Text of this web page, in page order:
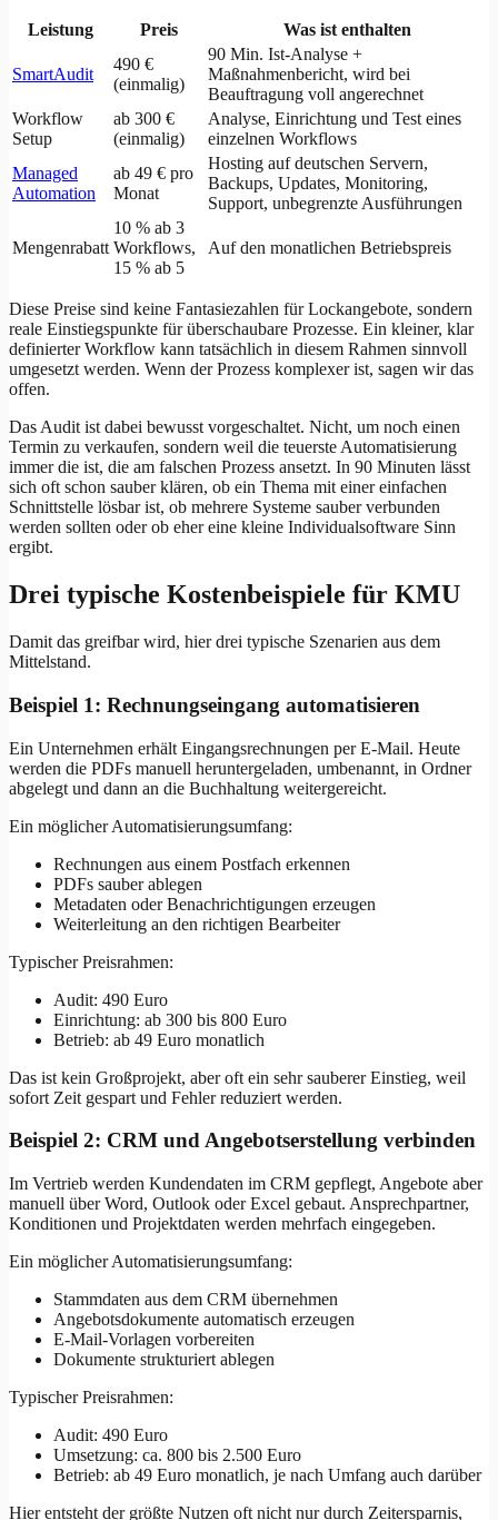
Leistung Preis Was ist enthalten
SmartAudit
490 €
(einmalig)
90 Min. Ist-Analyse +
Maßnahmenbericht, wird bei
Beauftragung voll angerechnet
Workflow
Setup
ab 300 €
(einmalig)
Analyse, Einrichtung und Test eines
einzelnen Workflows
Managed
Automation
ab 49 € pro
Monat
Hosting auf deutschen Servern,
Backups, Updates, Monitoring,
Support, unbegrenzte Ausführungen
Mengenrabatt
10 % ab 3
Workflows,
15 % ab 5
Auf den monatlichen Betriebspreis
Diese Preise sind keine Fantasiezahlen für Lockangebote, sondern
reale Einstiegspunkte für überschaubare Prozesse. Ein kleiner, klar
definierter Workflow kann tatsächlich in diesem Rahmen sinnvoll
umgesetzt werden. Wenn der Prozess komplexer ist, sagen wir das
offen.
Das Audit ist dabei bewusst vorgeschaltet. Nicht, um noch einen
Termin zu verkaufen, sondern weil die teuerste Automatisierung
immer die ist, die am falschen Prozess ansetzt. In 90 Minuten lässt
sich oft schon sauber klären, ob ein Thema mit einer einfachen
Schnittstelle lösbar ist, ob mehrere Systeme sauber verbunden
werden sollten oder ob eher eine kleine Individualsoftware Sinn
ergibt.
Drei typische Kostenbeispiele für KMU
Damit das greifbar wird, hier drei typische Szenarien aus dem
Mittelstand.
Beispiel 1: Rechnungseingang automatisieren
Ein Unternehmen erhält Eingangsrechnungen per E-Mail. Heute
werden die PDFs manuell heruntergeladen, umbenannt, in Ordner
abgelegt und dann an die Buchhaltung weitergereicht.
Ein möglicher Automatisierungsumfang:
Rechnungen aus einem Postfach erkennen
PDFs sauber ablegen
Metadaten oder Benachrichtigungen erzeugen
Weiterleitung an den richtigen Bearbeiter
Typischer Preisrahmen:
Audit: 490 Euro
Einrichtung: ab 300 bis 800 Euro
Betrieb: ab 49 Euro monatlich
Das ist kein Großprojekt, aber oft ein sehr sauberer Einstieg, weil
sofort Zeit gespart und Fehler reduziert werden.
Beispiel 2: CRM und Angebotserstellung verbinden
Im Vertrieb werden Kundendaten im CRM gepflegt, Angebote aber
manuell über Word, Outlook oder Excel gebaut. Ansprechpartner,
Konditionen und Projektdaten werden mehrfach eingegeben.
Ein möglicher Automatisierungsumfang:
Stammdaten aus dem CRM übernehmen
Angebotsdokumente automatisch erzeugen
E-Mail-Vorlagen vorbereiten
Dokumente strukturiert ablegen
Typischer Preisrahmen:
Audit: 490 Euro
Umsetzung: ca. 800 bis 2.500 Euro
Betrieb: ab 49 Euro monatlich, je nach Umfang auch darüber
Hier entsteht der größte Nutzen oft nicht nur durch Zeitersparnis,